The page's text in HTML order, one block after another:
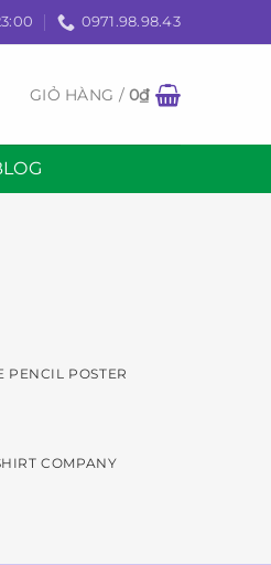
0971.98.98.43
GIỎ HÀNG /0₫
PENCIL POSTER
COMPANY